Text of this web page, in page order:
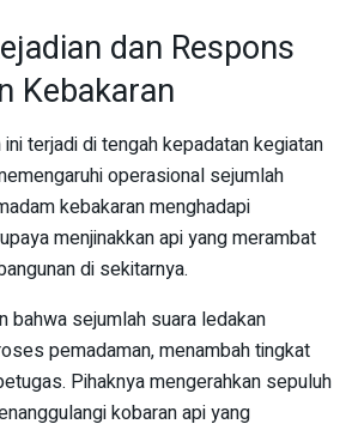
dan Respons
Kebakaran
terjadi di tengah kepadatan kegiatan
operasional sejumlah
kebakaran menghadapi
menjinakkan api yang merambat
di sekitarnya.
bahwa sejumlah suara ledakan
pemadaman, menambah tingkat
Pihaknya mengerahkan sepuluh
kobaran api yang